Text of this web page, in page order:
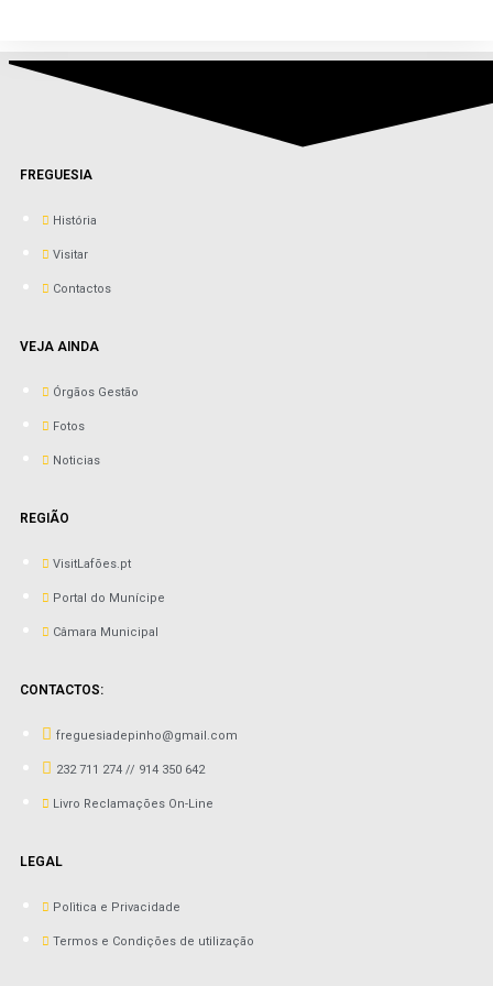
FREGUESIA
História
Visitar
Contactos
VEJA AINDA
Órgãos Gestão
Fotos
Noticias
REGIÃO
VisitLafões.pt
Portal do Munícipe
Câmara Municipal
CONTACTOS:
freguesiadepinho@gmail.com
232 711 274 // 914 350 642
Livro Reclamações On-Line
LEGAL
Polìtica e Privacidade
Termos e Condições de utilização